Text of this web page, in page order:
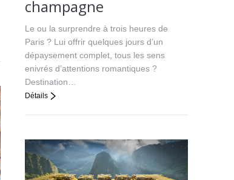
champagne
Le ou la surprendre à trois heures de
Paris ? Lui offrir quelques jours d’un
dépaysement complet, tous les sens
enivrés d’attentions romantiques ?
Destination…
Détails